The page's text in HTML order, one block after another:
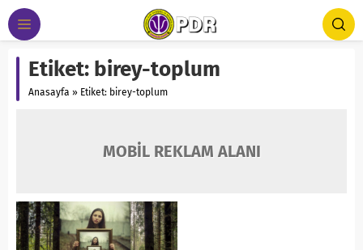
Etiket: birey-toplum
Anasayfa » Etiket: birey-toplum
MOBİL REKLAM ALANI